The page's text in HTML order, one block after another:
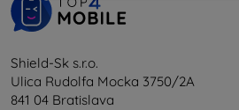
Shield-Sk s.r.o.
Ulica Rudolfa Mocka 3750/2A
841 04 Bratislava